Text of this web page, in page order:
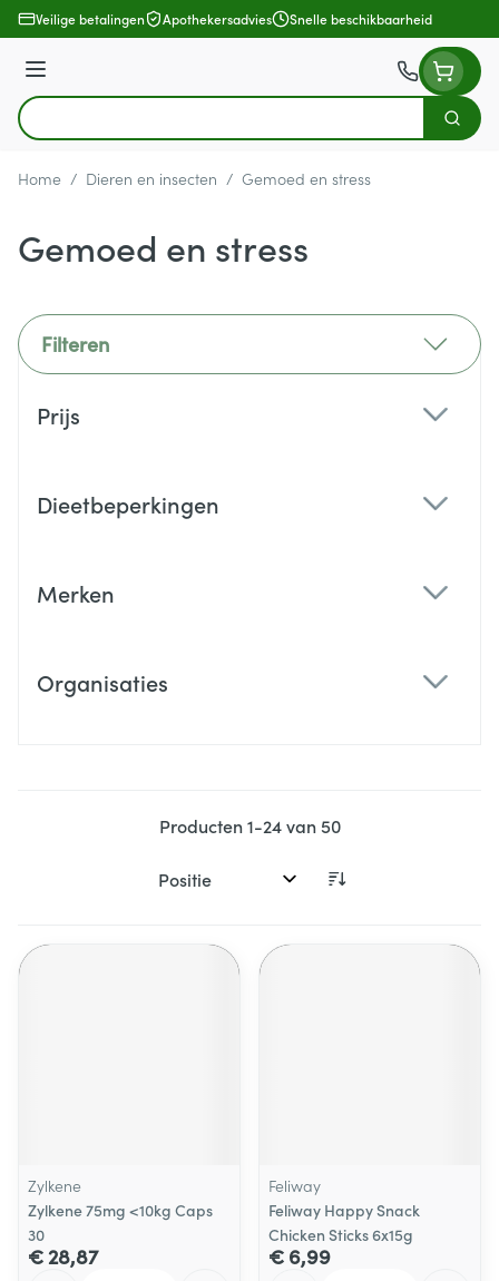
Ga naar de inhoud
Veilige betalingen Apothekersadvies Snelle beschikbaarheid
Menu
Product, merk, categorie...
Zoek
Home / Dieren en insecten / Gemoed en stress
Gemoed en stress
Filteren
Prijs
Dieetbeperkingen
Merken
Organisaties
Producten1-24van50
Sorteer op:
Zylkene
Zylkene 75mg <10kg Caps
30
€ 28,87
Feliway
Feliway Happy Snack
Chicken Sticks 6x15g
€ 6,99